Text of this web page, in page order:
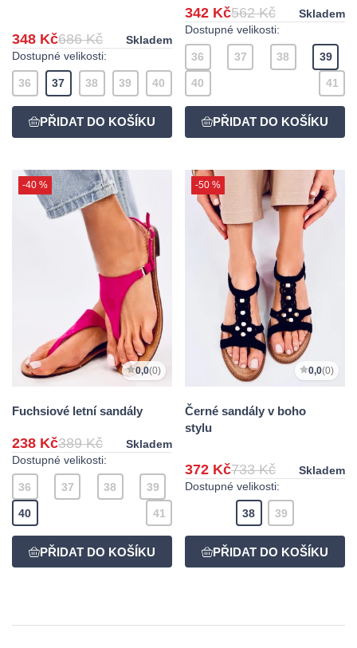
348 Kč686 Kč
Skladem
Dostupné velikosti:
36 37 38 39 40
342 Kč562 Kč
Skladem
Dostupné velikosti:
36 37 38 39
40 41
-40 %
0,0(0)
Fuchsiové letní sandály
238 Kč389 Kč
Skladem
Dostupné velikosti:
36 37 38 39
40 41
-50 %
0,0(0)
Černé sandály v boho
stylu
372 Kč733 Kč
Skladem
Dostupné velikosti:
38 39